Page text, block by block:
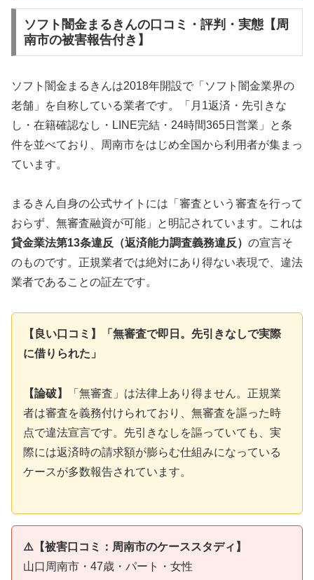
ソフト闇金まるきんの口コミ・評判・実態【周
南市の被害報告付き】
ソフト闇金まるきんは2018年開設で「ソフト闇金業界の
老舗」を自称している業者です。「月1返済・先引きな
し・在籍確認なし・LINE完結・24時間365日営業」と条
件を並べており、周南市をはじめ全国から利用者が集まっ
ています。
まるきん自身の公式サイトには「審査という審査を行って
おらず、無審査融資が可能」と明記されています。これは
貸金業法第13条違反（返済能力調査義務違反） の宣言そ
のものです。正規業者では絶対にあり得ない表現で、違法
業者であることの証左です。
【良い口コミ】「無審査で即日。先引きなしで実際
に借りられた」
【論破】
「無審査」は法律上あり得ません。正規業
者は審査を義務付けられており、無審査を謳った時
点で違法宣言です。先引きなしを謳っていても、実
際には返済時の請求額が膨らむ仕組みになっている
ケースが多数報告されています。
⚠️【被害口コミ：周南市のケーススタディ】
山口周南市・47歳・パート・女性